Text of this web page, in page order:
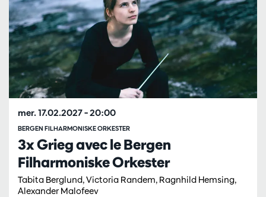
3x Grieg avec le Bergen
Filharmoniske Orkester
Tabita Berglund, Victoria Randem, Ragnhild Hemsing,
Alexander Malofeev
BERGEN FILHARMONISKE ORKESTER
mer. 17.02.2027– 20:00